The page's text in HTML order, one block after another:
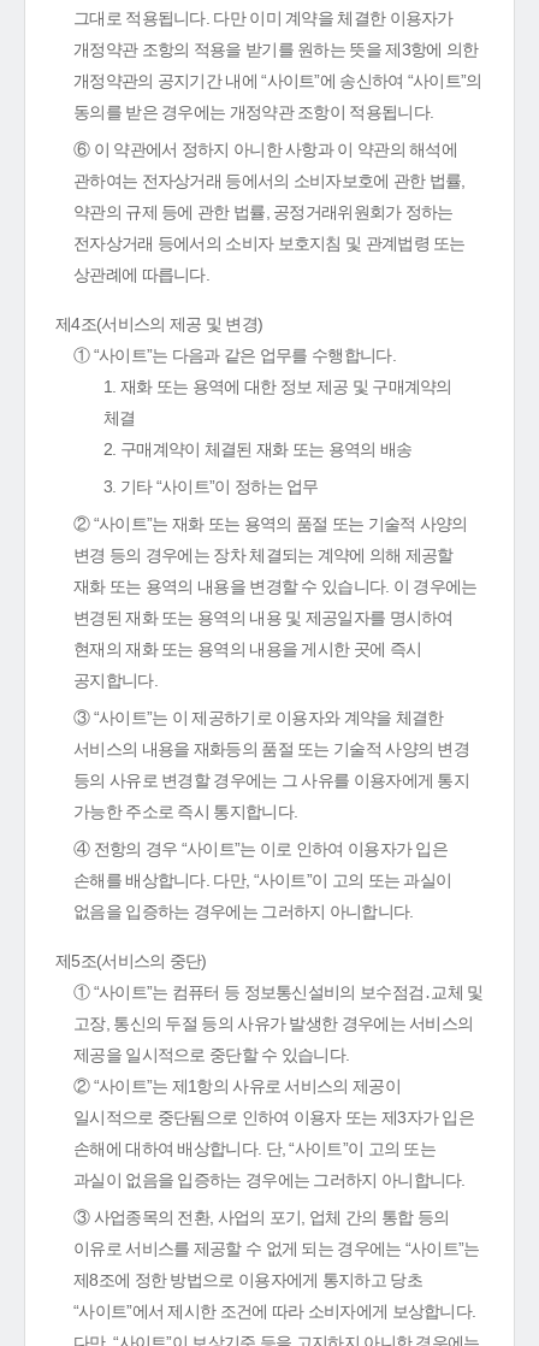
그대로 적용됩니다. 다만 이미 계약을 체결한 이용자가
개정약관 조항의 적용을 받기를 원하는 뜻을 제3항에 의한
개정약관의 공지기간 내에 “사이트”에 송신하여 “사이트”의
동의를 받은 경우에는 개정약관 조항이 적용됩니다.
⑥ 이 약관에서 정하지 아니한 사항과 이 약관의 해석에
관하여는 전자상거래 등에서의 소비자보호에 관한 법률,
약관의 규제 등에 관한 법률, 공정거래위원회가 정하는
전자상거래 등에서의 소비자 보호지침 및 관계법령 또는
상관례에 따릅니다.
제4조(서비스의 제공 및 변경)
① “사이트”는 다음과 같은 업무를 수행합니다.
1. 재화 또는 용역에 대한 정보 제공 및 구매계약의
체결
2. 구매계약이 체결된 재화 또는 용역의 배송
3. 기타 “사이트”이 정하는 업무
② “사이트”는 재화 또는 용역의 품절 또는 기술적 사양의
변경 등의 경우에는 장차 체결되는 계약에 의해 제공할
재화 또는 용역의 내용을 변경할 수 있습니다. 이 경우에는
변경된 재화 또는 용역의 내용 및 제공일자를 명시하여
현재의 재화 또는 용역의 내용을 게시한 곳에 즉시
공지합니다.
③ “사이트”는 이 제공하기로 이용자와 계약을 체결한
서비스의 내용을 재화등의 품절 또는 기술적 사양의 변경
등의 사유로 변경할 경우에는 그 사유를 이용자에게 통지
가능한 주소로 즉시 통지합니다.
④ 전항의 경우 “사이트”는 이로 인하여 이용자가 입은
손해를 배상합니다. 다만, “사이트”이 고의 또는 과실이
없음을 입증하는 경우에는 그러하지 아니합니다.
제5조(서비스의 중단)
① “사이트”는 컴퓨터 등 정보통신설비의 보수점검․교체 및
고장, 통신의 두절 등의 사유가 발생한 경우에는 서비스의
제공을 일시적으로 중단할 수 있습니다.
② “사이트”는 제1항의 사유로 서비스의 제공이
일시적으로 중단됨으로 인하여 이용자 또는 제3자가 입은
손해에 대하여 배상합니다. 단, “사이트”이 고의 또는
과실이 없음을 입증하는 경우에는 그러하지 아니합니다.
③ 사업종목의 전환, 사업의 포기, 업체 간의 통합 등의
이유로 서비스를 제공할 수 없게 되는 경우에는 “사이트”는
제8조에 정한 방법으로 이용자에게 통지하고 당초
“사이트”에서 제시한 조건에 따라 소비자에게 보상합니다.